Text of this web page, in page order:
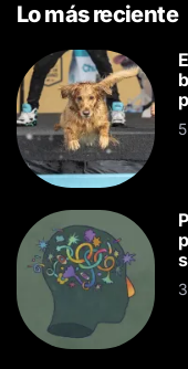
Lo más reciente